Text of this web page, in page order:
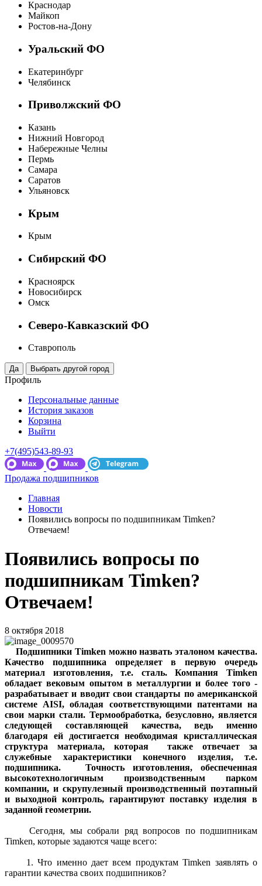
Краснодар
Майкоп
Ростов-на-Дону
Уральский ФО
Екатеринбург
Челябинск
Приволжский ФО
Казань
Нижний Новгород
Набережные Челны
Пермь
Самара
Саратов
Ульяновск
Крым
Крым
Сибирский ФО
Красноярск
Новосибирск
Омск
Северо-Кавказский ФО
Ставрополь
Профиль
Персональные данные
История заказов
Корзина
Выйти
+7(495)543-89-93
Продажа подшипников
Главная
Новости
Появились вопросы по подшипникам Timken?
Отвечаем!
Появились вопросы по
подшипникам Timken?
Отвечаем!
8 октября 2018
Подшипники Timken можно назвать эталоном качества.
Качество подшипника определяет в первую очередь
материал изготовления, т.е. сталь. Компания Timken
обладает вековым опытом в металлургии и более того -
разрабатывает и вводит свои стандарты по американской
системе AISI, обладая соответствующими патентами на
свои марки стали. Термообработка, безусловно, является
следующей составляющей качества, ведь именно
благодаря ей достигается необходимая кристаллическая
структура материала, которая также отвечает за
служебные характеристики конечного изделия, т.е.
подшипника. Точность изготовления, обеспеченная
высокотехнологичным производственным парком
компании, и скрупулезный производственный поэтапный
и выходной контроль, гарантируют поставку изделия в
заданной геометрии.
Сегодня, мы собрали ряд вопросов по подшипникам
Timken, которые задаются чаще всего:
1. Что именно дает всем продуктам Timken заявлять о
гарантии качества своих подшипников?